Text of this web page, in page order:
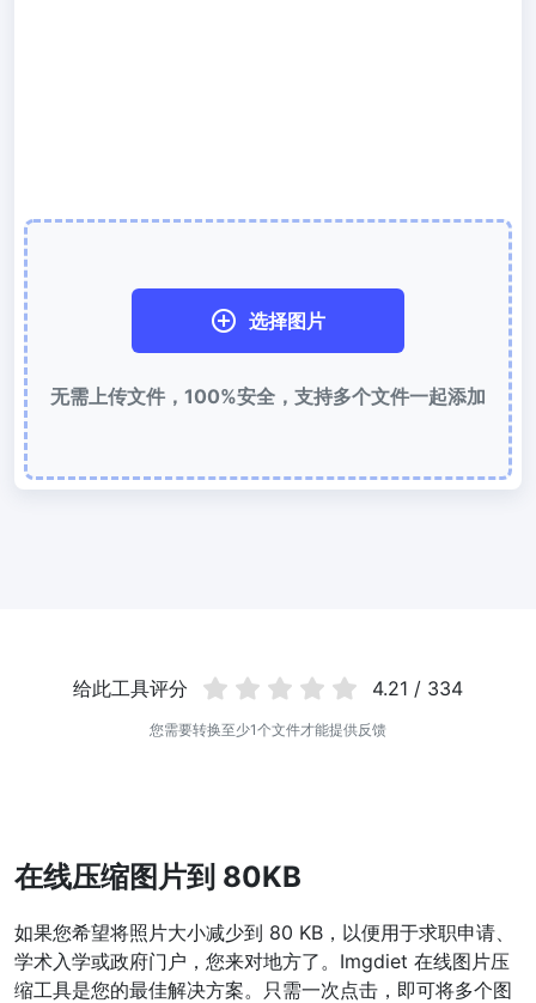
PNG 压缩
使用有损和无损压缩方法来压缩 PNG 图像
GIF 压缩
批量压缩和减小GIF动画文件大小
WebP 压缩
使用有损和无损压缩方法来压缩 WebP 图像
图片压缩到 50KB
快速易用的 PNG 转 JPG工具。 在线将多个 PNG 图像转换为 JPG
在线将多张个WEBP图片转换为JPG
WEBP 转 PNG
选择图片
无需上传文件，100%安全，支持多个文件一起添加
给此工具评分 4.21 / 334
您需要转换至少1个文件才能提供反馈
在线压缩图片到 80KB
如果您希望将照片大小减少到 80 KB，以便用于求职申请、
学术入学或政府门户，您来对地方了。Imgdiet 在线图片压
缩工具是您的最佳解决方案。只需一次点击，即可将多个图